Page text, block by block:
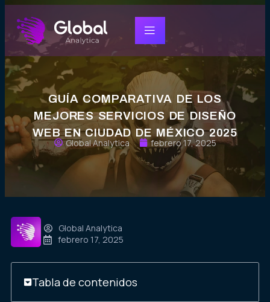
GUÍA COMPARATIVA DE LOS
MEJORES SERVICIOS DE DISEÑO
WEB EN CIUDAD DE MÉXICO 2025
Global Analytica febrero 17, 2025
Global Analytica
febrero 17, 2025
Tabla de contenidos